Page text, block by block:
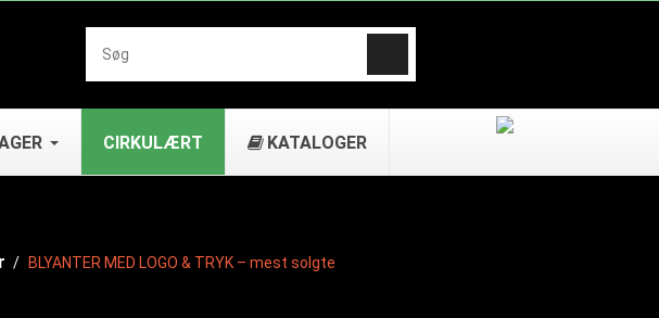
CIRKULÆRT KATALOGER
BLYANTER MED LOGO & TRYK – mest solgte